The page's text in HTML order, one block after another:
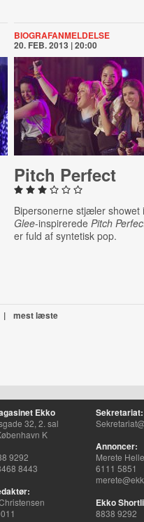
BIOGRAFANMELDELSE
20. FEB. 2013 | 20:00
Pitch Perfect
Bipersonerne stjæler showet
Glee-inspireredePitch
er fuld af syntetisk pop.
| mest læste
Ekko
32, 2. sal
K
9292
8443
Sekretariat:
Annoncer:
Merete
6111 5851
Ekko
8838 9292